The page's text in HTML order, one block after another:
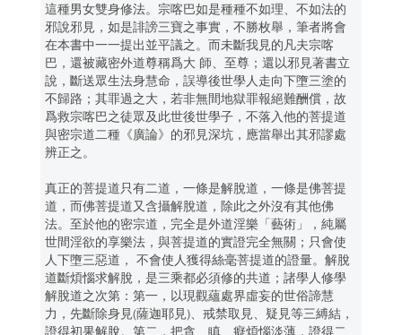
這種男女雙身修法。宗喀巴如是種種不如理、不如法的
邪說邪見，如是誹謗三寶之事實，不勝枚舉，筆者將會
在本書中一一提出並平議之。而未斷我見的凡夫宗喀
巴，還被藏密外道尊稱爲大 師、至尊；還以邪見著書立
說，斷送眾生法身慧命，誤導後世學人走向下墮三塗的
不歸路；其罪過之大，若非無間地獄罪報絕難酬償，故
爲救宗喀巴之徒眾及此世後世學子，不落入他的菩提道
與密宗道二種《廣論》的邪見深坑，應當舉出其邪謬處
辨正之。
真正的菩提道只有二道，一條是解脫道，一條是佛菩提
道，而佛菩提道又含攝解脫道，除此之外沒有其他佛
法。至於他的密宗道，完全是外道淫樂「藝術」，純屬
世間淫欲的享樂法，與菩提道的實證完全無關；只會使
人下墮三惡道， 不會使人獲得絲毫菩提道的證量。解脫
道斷煩惱求解脫，是三乘都必須修的共道；諸學人修學
解脫道之次第：第一，以現觀蘊處界虛妄的世俗諦慧
力，先斷除身見(薩迦耶見)、戒禁取見、疑見等三縛結，
證得初果解脫。第二，把貪、瞋、癡煩惱淡薄，證得二